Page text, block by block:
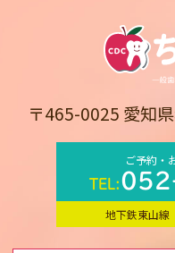
〒465-0025 愛知
ご予約・
TEL:
地下鉄東山線